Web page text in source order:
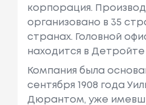
корпорация.
организовано в 35
странах. Головной
находится в
Компания была
сентября 1908 года
Дюрантом, уже